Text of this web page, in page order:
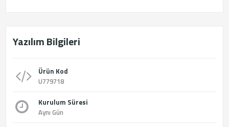
Yazılım Bilgileri
Ürün Kod
U779718
Kurulum Süresi
Aynı Gün